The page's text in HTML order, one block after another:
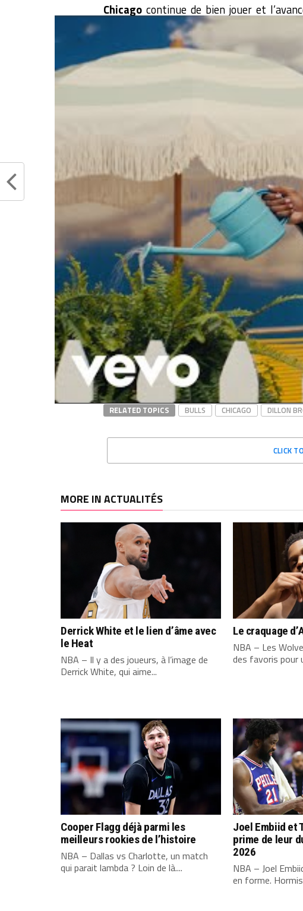
Chicago continue de bien jouer et
Hoiberg se met alors en mode super
dilapide toute son avance et avec
points dans le dernier quart-temps !!
assez puisque les 11 points de Dunn
Et c’est une nouvelle défaite pour
eux. Une nouvelle défaite et un top
Partager :
Articles similaires
Dillon Brooks ne veut pas se faire
expulser dans son duel avec
Draymond Green
avril 18, 2025
Dans "Actualités"
Kris Dunn et
joueront plus
assume enfin le
avril 3, 2018
Dans "Actualités"
RELATED TOPICS BULLS CHICAGO DILLON
CLICK
MORE IN ACTUALITÉS
Derrick White et le lien d’âme avec
le Heat
NBA – Il y a des joueurs, à l’image de
Derrick White, qui aime...
Le craquage
NBA – Les
des favoris pour
Cooper Flagg déjà parmi les
meilleurs rookies de l’histoire
NBA – Dallas vs Charlotte, un match
qui parait lambda ? Loin de là....
Joel Embiid et
prime de leur
2026
NBA – Joel
en forme.